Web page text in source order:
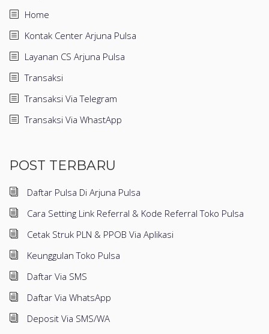
Home
Kontak Center Arjuna Pulsa
Layanan CS Arjuna Pulsa
Transaksi
Transaksi Via Telegram
Transaksi Via WhastApp
POST TERBARU
Daftar Pulsa Di Arjuna Pulsa
Cara Setting Link Referral & Kode Referral Toko Pulsa
Cetak Struk PLN & PPOB Via Aplikasi
Keunggulan Toko Pulsa
Daftar Via SMS
Daftar Via WhatsApp
Deposit Via SMS/WA